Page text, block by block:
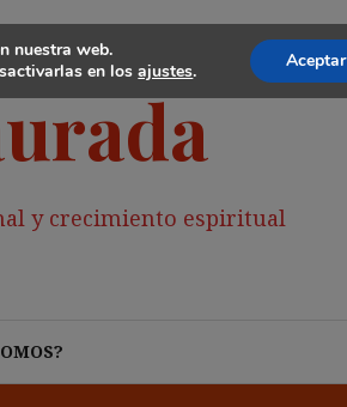
y crecimiento espiritual
nuestra web.
en losajustes. Aceptar